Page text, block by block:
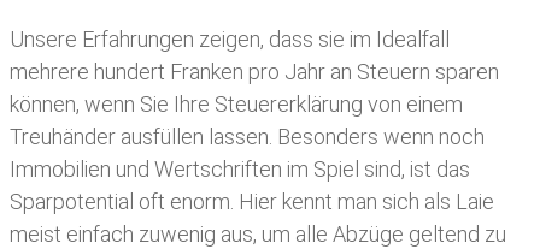
Unsere Erfahrungen zeigen, dass sie im Idealfall
mehrere hundert Franken pro Jahr an Steuern sparen
können, wenn Sie Ihre Steuererklärung von einem
Treuhänder ausfüllen lassen . Besonders wenn noch
Immobilien und Wertschriften im Spiel sind, ist das
Sparpotential oft enorm. Hier kennt man sich als Laie
meist einfach zuwenig aus, um alle Abzüge geltend zu